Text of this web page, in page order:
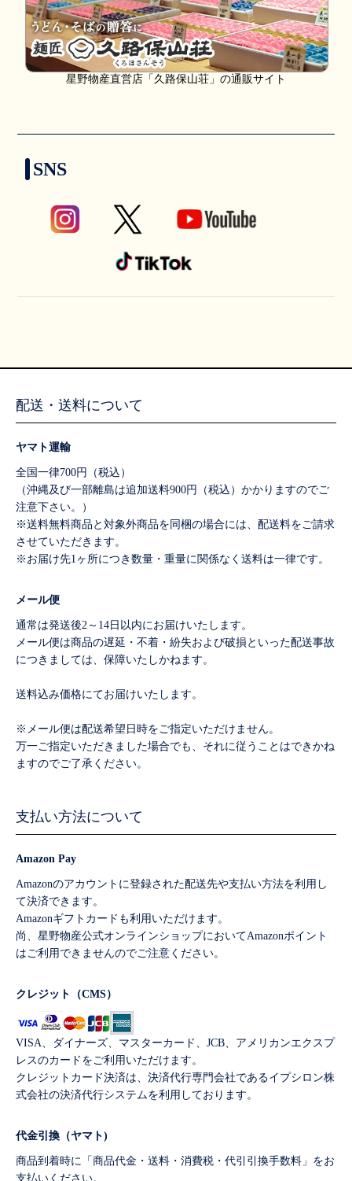
星野物産直営店「久路保山荘」の通販サイト
SNS
配送・送料について
ヤマト運輸
全国一律700円（税込）
（沖縄及び一部離島は追加送料900円（税込）かかりますのでご
注意下さい。）
※送料無料商品と対象外商品を同梱の場合には、配送料をご請求
させていただきます。
※お届け先1ヶ所につき数量・重量に関係なく送料は一律です。
メール便
通常は発送後2～14日以内にお届けいたします。
メール便は商品の遅延・不着・紛失および破損といった配送事故
につきましては、保障いたしかねます。
送料込み価格にてお届けいたします。
※メール便は配送希望日時をご指定いただけません。
万一ご指定いただきました場合でも、それに従うことはできかね
ますのでご了承ください。
支払い方法について
Amazon Pay
Amazonのアカウントに登録された配送先や支払い方法を利用し
て決済できます。
Amazonギフトカードも利用いただけます。
尚、星野物産公式オンラインショップにおいてAmazonポイント
はご利用できませんのでご注意ください。
クレジット（CMS）
VISA、ダイナーズ、マスターカード、JCB、アメリカンエクスプ
レスのカードをご利用いただけます。
クレジットカード決済は、決済代行専門会社であるイプシロン株
式会社の決済代行システムを利用しております。
代金引換（ヤマト)
商品到着時に「商品代金・送料・消費税・代引引換手数料」をお
支払いください。